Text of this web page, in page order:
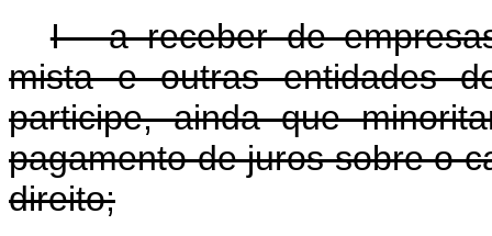
I - a receber de
mista e outras entidades
participe, ainda que
pagamento de juros sobre o
direito;